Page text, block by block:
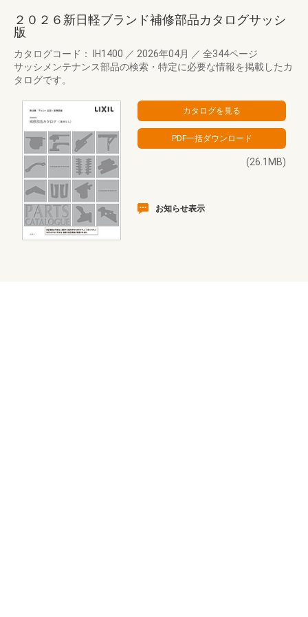
２０２６新日軽ブランド補修部品カタログサッシ
版
カタログコード： IH1400 ／ 2026年04月 ／ 全344ページ
サッシメンテナンス部品の検索・特定に必要な情報を掲載したカ
タログです。
(26.1MB)
お知らせ表示